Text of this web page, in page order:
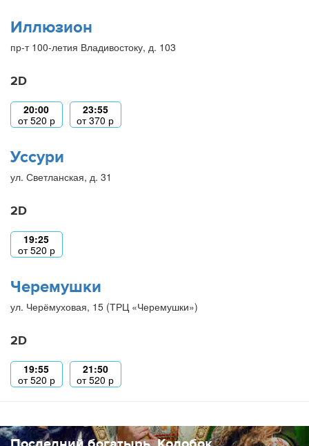
Иллюзион
пр-т 100-летия Владивостоку, д. 103
2D
20:00
от520 р
23:55
от370 р
Уссури
ул. Светланская, д. 31
2D
19:25
от520 р
Черемушки
ул. Черёмуховая, 15 (ТРЦ «Черемушки»)
2D
19:55
от520 р
21:50
от520 р